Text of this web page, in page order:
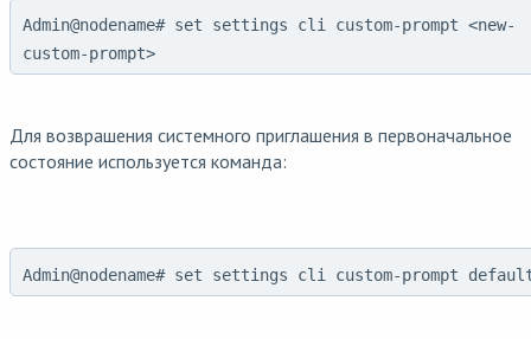
Admin@nodename# set settings cli custom-prompt <new-
custom-prompt>
Для возврашения системного приглашения в первоначальное
состояние используется команда:
Admin@nodename# set settings cli custom-prompt